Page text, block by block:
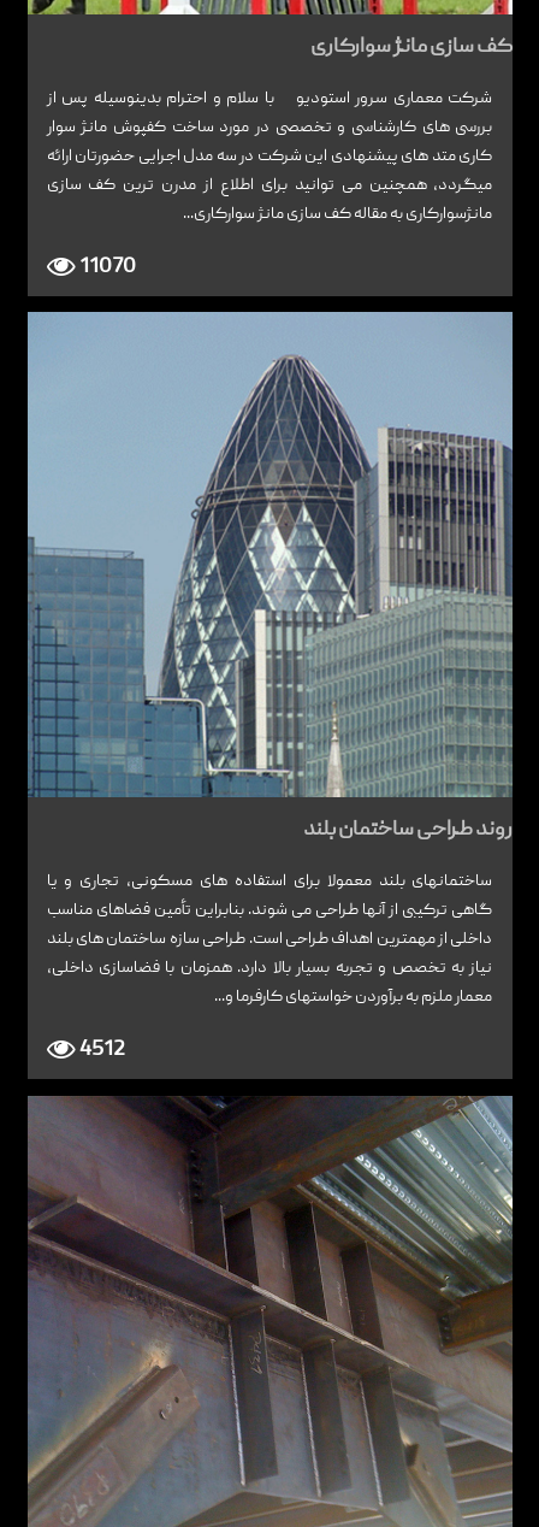
کف سازی مانژ سوارکاری
شرکت معماری سرور استودیو با سلام و احترام بدینوسیله پس از
بررسی های کارشناسی و تخصصی در مورد ساخت کفپوش مانژ سوار
کاری متد های پیشنهادی این شرکت در سه مدل اجرایی حضورتان ارائه
میگردد، همچنین می توانید برای اطلاع از مدرن ترین کف سازی
مانژسوارکاری به مقاله کف سازی مانژ سوارکاری...
11070
روند طراحی ساختمان بلند
ساختمانهای بلند معمولا برای استفاده های مسکونی، تجاری و یا
گاهی ترکیبی از آنها طراحی می شوند. بنابراین تأمین فضاهای مناسب
داخلی از مهمترین اهداف طراحی است. طراحی سازه ساختمان های بلند
نیاز به تخصص و تجربه بسیار بالا دارد. همزمان با فضاسازی داخلی،
معمار ملزم به برآوردن خواستهای کارفرما و...
4512